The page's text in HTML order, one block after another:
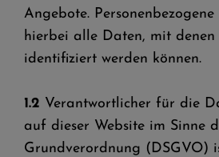
Angebote.
hierbei alle Daten, mit denen
identifiziert werden können.
1.2 Verantwortlicher für die
auf dieser Website im Sinne
Grundverordnung (DSGVO)